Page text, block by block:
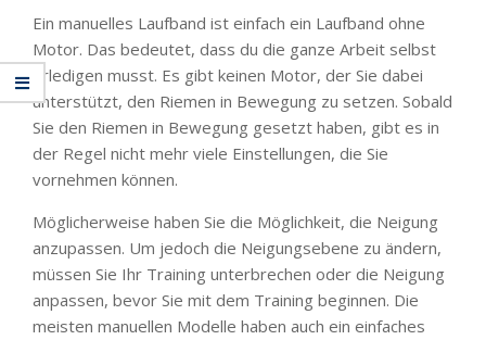
Ein manuelles Laufband ist einfach ein Laufband ohne
Motor. Das bedeutet, dass du die ganze Arbeit selbst
erledigen musst. Es gibt keinen Motor, der Sie dabei
unterstützt, den Riemen in Bewegung zu setzen. Sobald
Sie den Riemen in Bewegung gesetzt haben, gibt es in
der Regel nicht mehr viele Einstellungen, die Sie
vornehmen können.
Möglicherweise haben Sie die Möglichkeit, die Neigung
anzupassen. Um jedoch die Neigungsebene zu ändern,
müssen Sie Ihr Training unterbrechen oder die Neigung
anpassen, bevor Sie mit dem Training beginnen. Die
meisten manuellen Modelle haben auch ein einfaches